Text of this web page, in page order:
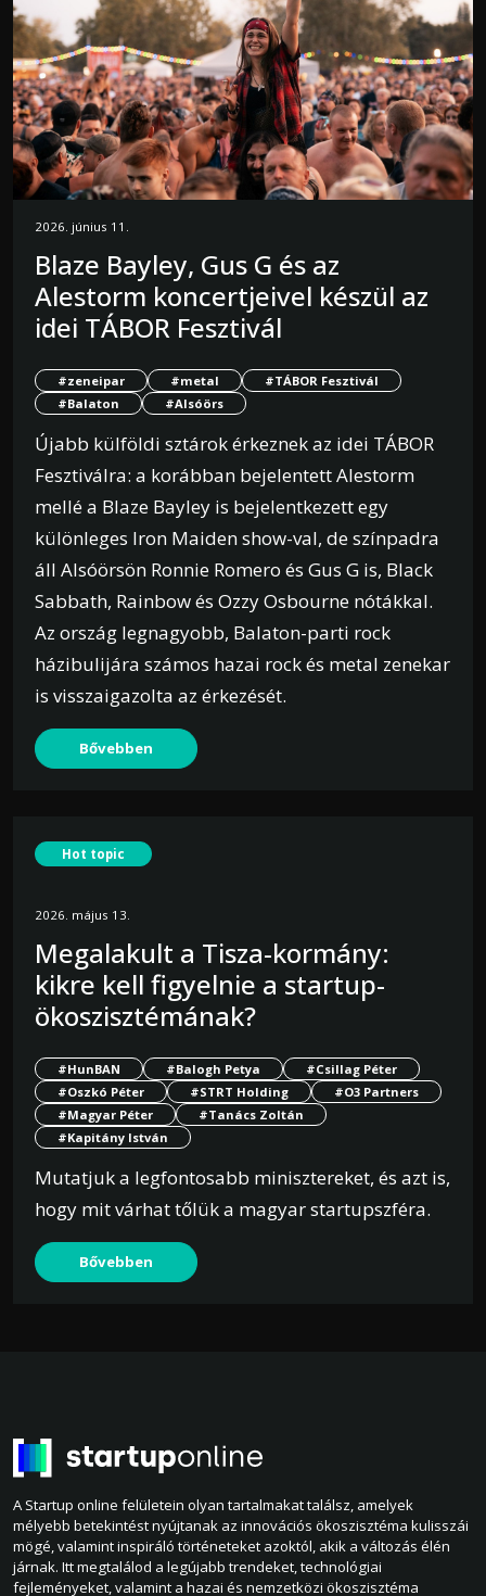
2026. június 11.
Blaze Bayley, Gus G és az
Alestorm koncertjeivel készül az
idei TÁBOR Fesztivál
#zeneipar #metal
#TÁBOR Fesztivál
#Balaton
#Alsóörs
Újabb külföldi sztárok érkeznek az idei TÁBOR
Fesztiválra: a korábban bejelentett Alestorm
mellé a Blaze Bayley is bejelentkezett egy
különleges Iron Maiden show-val, de színpadra
áll Alsóörsön Ronnie Romero és Gus G is, Black
Sabbath, Rainbow és Ozzy Osbourne nótákkal.
Az ország legnagyobb, Balaton-parti rock
házibulijára számos hazai rock és metal zenekar
is visszaigazolta az érkezését.
Bővebben
Hot topic
2026. május 13.
Megalakult a Tisza-kormány:
kikre kell figyelnie a startup-
ökoszisztémának?
#HunBAN #Balogh Petya
#Csillag Péter
#Oszkó Péter
#STRT Holding
#O3 Partners
#Magyar Péter
#Tanács Zoltán
#Kapitány István
Mutatjuk a legfontosabb minisztereket, és azt is,
hogy mit várhat tőlük a magyar startupszféra.
Bővebben
A Startup online felületein olyan tartalmakat találsz, amelyek
mélyebb betekintést nyújtanak az innovációs ökoszisztéma kulisszái
mögé, valamint inspiráló történeteket azoktól, akik a változás élén
járnak. Itt megtalálod a legújabb trendeket, technológiai
fejleményeket, valamint a hazai és nemzetközi ökoszisztéma